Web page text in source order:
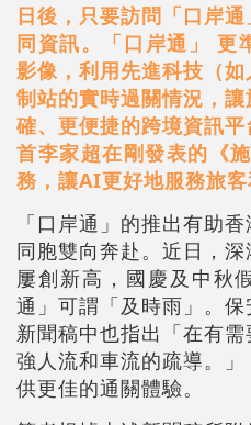
日後，只要訪問「口岸
同資訊。「口岸通」 更
影像，利用先進科技（
制站的實時過關情況，
確、更便捷的跨境資訊
首李家超在剛發表的《
務，讓AI更好地服務旅客
「口岸通」的推出有助
同胞雙向奔赴。近日，
屢創新高，國慶及中秋
通」可謂「及時雨」。
新聞稿中也指出「在有
強人流和車流的疏導。
供更佳的通關體驗。